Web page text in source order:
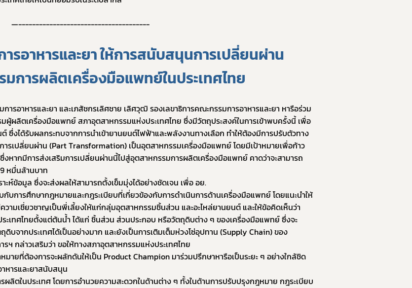
—--------------------------------------
รอาหารและยา ให้การสนับสนุนการเปลี่ยนผ่าน
การผลิตเครื่องมือแพทย์ในประเทศไทย
อาหารและยา และเภสัชกรเลิศชาย เลิศวุฒิ รองเลขาธิการคณะกรรมการอาหารและยา หารือร่วม
ผลิตเครื่องมือแพทย์ สภาอุตสาหกรรมแห่งประเทศไทย ซึ่งมีวัตถุประสงค์ในการเข้าพบครั้งนี้ เพื่อ
ซึ่งได้รับผลกระทบจากการนำเข้ายานยนต์ไฟฟ้าและพลังงานทางเลือก ทำให้ต้องมีการปรับตัวทาง
รเปลี่ยนผ่าน (Part Transformation) เป็นอุตสาหกรรมเครื่องมือแพทย์ โดยมีเป้าหมายเพื่อก้าว
งหากมีการส่งเสริมการเปลี่ยนผ่านนี้ไปสู่อุตสาหกรรมการผลิตเครื่องมือแพทย์ คาดว่าจะสามารถ
หมื่นล้านบาท
าะห์ข้อมูล ซึ่งจะส่งผลให้สามารถตั้งเข็มมุ่งได้อย่างชัดเจน เพื่อ อย.
บการศึกษากฎหมายและกฎระเบียบที่เกี่ยวข้องกับการดำเนินการด้านเครื่องมือแพทย์ โดยแนะนำให้
มเชี่ยวชาญเป็นพี่เลี้ยงให้แก่กลุ่มอุตสาหกรรมชิ้นส่วน และอะไหล่ยานยนต์ และให้ข้อคิดเห็นว่า
ะเทศไทยตั้งแต่ต้นน้ำ ได้แก่ ชิ้นส่วน ส่วนประกอบ หรือวัตถุดิบต่าง ๆ ของเครื่องมือแพทย์ ซึ่งจะ
บจากประเทศได้เป็นอย่างมาก และยังเป็นการเติมเต็มห่วงโซ่อุปทาน (Supply Chain) ของ
ฯ กล่าวเสริมว่า ขอให้ทางสภาอุตสาหกรรมแห่งประเทศไทย
ายที่ต้องการจะผลักดันให้เป็น Product Champion มาร่วมปรึกษาหารือเป็นระยะ ๆ อย่างใกล้ชิด
หารและยาสนับสนุน
ตในประเทศ โดยการอำนวยความสะดวกในด้านต่าง ๆ ทั้งในด้านการปรับปรุงกฎหมาย กฎระเบียบ